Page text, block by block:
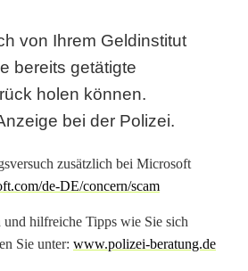
von Ihrem Geldinstitut
bereits getätigte
holen können.
bei der Polizei.
zusätzlich bei Microsoft
​de-​DE/​concern/​scam
hilfreiche Tipps wie Sie sich
Sie unter: www.polizei-beratung.de